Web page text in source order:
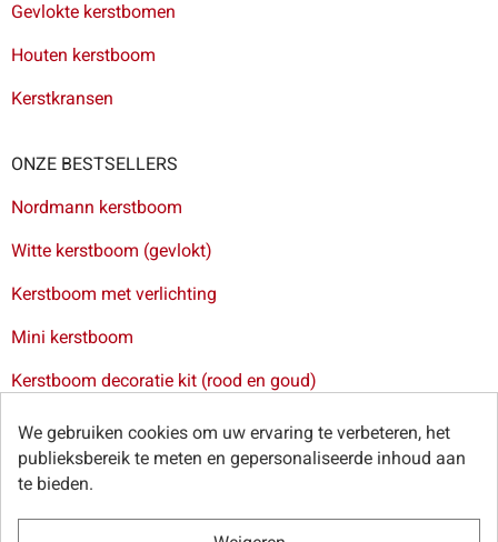
Gevlokte kerstbomen
Houten kerstboom
Kerstkransen
ONZE BESTSELLERS
Nordmann kerstboom
Witte kerstboom (gevlokt)
Kerstboom met verlichting
Mini kerstboom
Kerstboom decoratie kit (rood en goud)
Levering van kerstbomen in Brussel-Levering van
kerstbomen in Antwerpen- Levering van kerstbomen in Gent
We gebruiken cookies om uw ervaring te verbeteren, het
publieksbereik te meten en gepersonaliseerde inhoud aan
te bieden.